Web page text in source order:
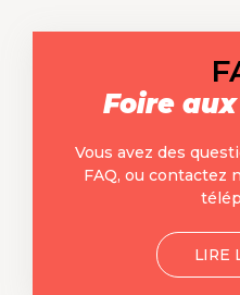
Foire
Vous avez des
FAQ, ou contactez
LIRE